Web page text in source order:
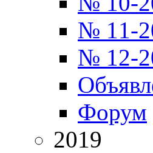
№ 11-
№ 12-
Форум
2019